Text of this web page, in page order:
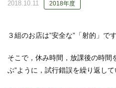
2018.10.11 2018年度
３組のお店は”安全な”「射的」です
そこで，休み時間，放課後の時間
ぶ”ように，試行錯誤を繰り返して